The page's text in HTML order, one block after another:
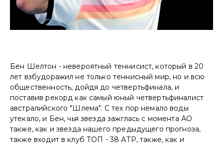
Бен Шелтон - невероятный теннисист, который в 20
лет взбудоражил не только теннисный мир, но и всю
общественность, дойдя до четвертьфинала, и
поставив рекорд как самый юный четвертьфиналист
австралийского "Шлема". С тех пор немало воды
утекало, и Бен, чья звезда зажглась с момента АО
также, как и звезда нашего предыдущего прогноза,
также входит в клуб ТОП - 38 АТР, также, как и